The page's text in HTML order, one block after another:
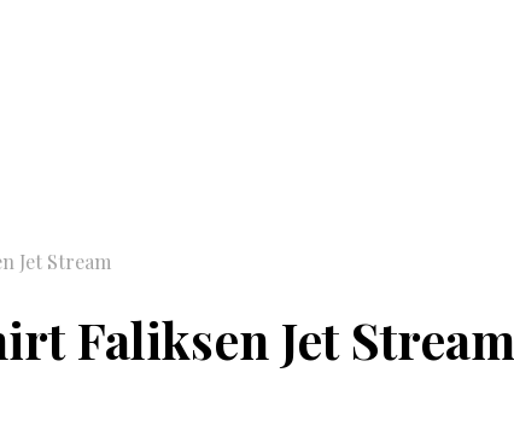
Jet Stream
Faliksen Jet Stream